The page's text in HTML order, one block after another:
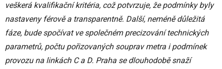
veškerá kvalifikační kritéria, což potvrzuje, že podmínky byly
nastaveny férově a transparentně. Další, neméně důležitá
fáze, bude spočívat ve společném precizování technických
parametrů, počtu pořizovaných souprav metra i podmínek
provozu na linkách C a D. Praha se dlouhodobě snaží